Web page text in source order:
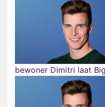
bewoner Dimitri laat